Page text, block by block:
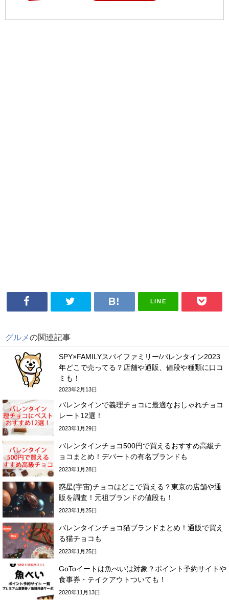
LINE
グルメの関連記事
SPY×FAMILYスパイファミリー/バレンタイン2023
年どこで売ってる？店舗や通販、値段や種類に口コ
ミも！
2023年2月13日
バレンタインで義理チョコに最適なおしゃれチョコ
レート12選！
2023年1月29日
バレンタインチョコ500円で買えるおすすめ高級チ
ョコまとめ！デパートの有名ブランドも
2023年1月28日
惑星(宇宙)チョコはどこで買える？東京の店舗や通
販を調査！元祖ブランドの値段も！
2023年1月25日
バレンタインチョコ猫ブランドまとめ！通販で買え
る猫チョコも
2023年1月25日
GoToイートは魚べいは対象？ポイント予約サイトや
食事券・テイクアウトついても！
2020年11月13日